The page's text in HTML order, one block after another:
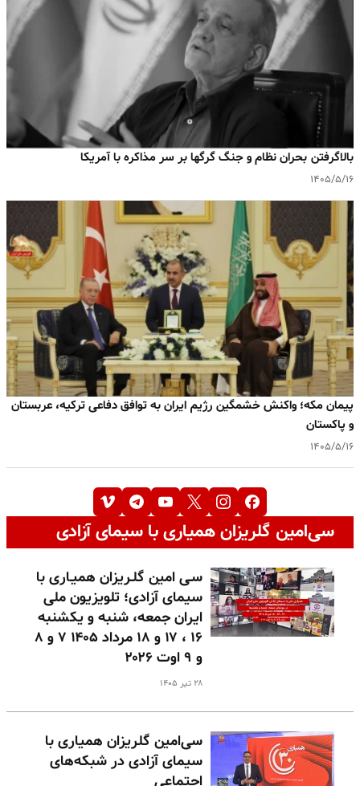
بالا‌گرفتن بحران نظام و جنگ گرگها بر سر مذاکره با آمریکا
۱۴۰۵/۵/۱۶
پیمان مکه؛ واکنش خشمگین رژیم ایران به توافق دفاعی ترکیه، عربستان
و پاکستان
۱۴۰۵/۵/۱۶
سی‌امین گلریزان همیاری با سیمای آزادی
سـی امین گلـریزان همیـاری با
سیمای آزادی؛ تلویزیون ملی
ایران جمعه، شنبه و یکشنبه
۱۶ ، ۱۷ و ۱۸ مرداد ۱۴۰۵ ۷ و ۸
و ۹ اوت ۲۰۲۶
۲۸ تیر ۱۴۰۵
سی‌امین گلریزان همیاری با
سیمای آزادی در شبکه‌های
اجتماعی